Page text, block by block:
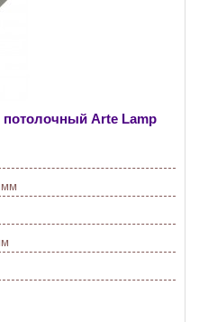
Arte Lamp
мм